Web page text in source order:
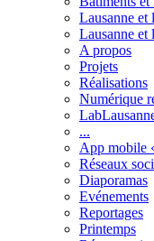
Lausanne et
Lausanne et
A propos
Projets
Réalisations
Numérique
...
App mobile
Réseaux
Diaporamas
Evénements
Reportages
Printemps